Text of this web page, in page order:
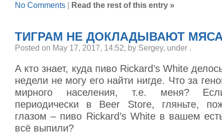
No Comments Read the rest of this entry »
ТИГРАМ НЕ ДОКЛАДЫВАЮТ
Posted on May 17, 2017, 14:52, by Sergey, under .
А кто знает, куда пиво Rickard’s White
недели не могу его найти нигде. Что за
мирного населения, т.е. меня?
периодически в Beer Store, гляньте,
глазом – пиво Rickard’s White в вашем
всё выпили?